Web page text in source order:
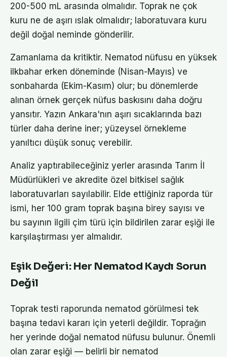
200-500 mL arasında olmalıdır. Toprak ne çok
kuru ne de aşırı ıslak olmalıdır; laboratuvara kuru
değil doğal neminde gönderilir.
Zamanlama da kritiktir. Nematod nüfusu en yüksek
ilkbahar erken döneminde (Nisan-Mayıs) ve
sonbaharda (Ekim-Kasım) olur; bu dönemlerde
alınan örnek gerçek nüfus baskısını daha doğru
yansıtır. Yazın Ankara'nın aşırı sıcaklarında bazı
türler daha derine iner; yüzeysel örnekleme
yanıltıcı düşük sonuç verebilir.
Analiz yaptırabileceğiniz yerler arasında Tarım İl
Müdürlükleri ve akredite özel bitkisel sağlık
laboratuvarları sayılabilir. Elde ettiğiniz raporda tür
ismi, her 100 gram toprak başına birey sayısı ve
bu sayının ilgili çim türü için bildirilen zarar eşiği ile
karşılaştırması yer almalıdır.
Eşik Değeri: Her Nematod Kaydı Sorun
Değil
Toprak testi raporunda nematod görülmesi tek
başına tedavi kararı için yeterli değildir. Toprağın
her yerinde doğal nematod nüfusu bulunur. Önemli
olan zarar eşiği — belirli bir nematod